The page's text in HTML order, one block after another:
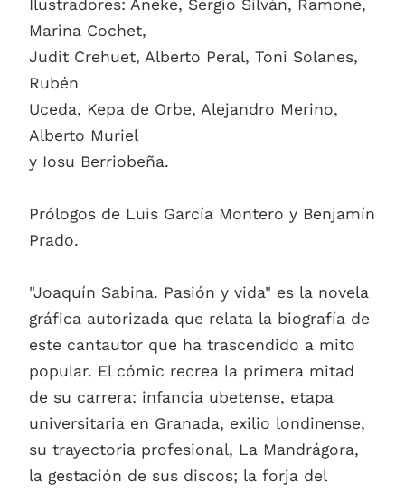
Ilustradores: Aneke, Sergio Silván, Ramone,
Marina Cochet,
Judit Crehuet, Alberto Peral, Toni Solanes,
Rubén
Uceda, Kepa de Orbe, Alejandro Merino,
Alberto Muriel
y Iosu Berriobeña.
Prólogos de Luis García Montero y Benjamín
Prado.
"Joaquín Sabina. Pasión y vida" es la novela
gráfica autorizada que relata la biografía de
este cantautor que ha trascendido a mito
popular. El cómic recrea la primera mitad
de su carrera: infancia ubetense, etapa
universitaria en Granada, exilio londinense,
su trayectoria profesional, La Mandrágora,
la gestación de sus discos; la forja del